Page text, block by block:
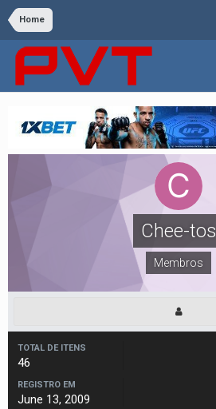
Home
Chee-tos
Membros
TOTAL DE ITENS
46
REGISTRO EM
June 13, 2009